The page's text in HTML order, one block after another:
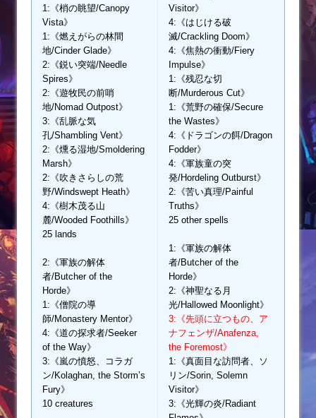
1:《梢の眺望/Canopy
Vista》
1:《燃えがらの林間
地/Cinder Glade》
2:《鋭い突端/Needle
Spires》
2:《遊牧民の前哨
地/Nomad Outpost》
3:《乱脈な気
孔/Shambling Vent》
2:《燻る湿地/Smoldering
Marsh》
2:《吹きさらしの荒
野/Windswept Heath》
4:《樹木茂る山
麓/Wooded Foothills》
25 lands
2:《軍族の解体
者/Butcher of the
Horde》
1:《僧院の導
師/Monastery Mentor》
4:《道の探求者/Seeker
of the Way》
3:《嵐の憤怒、コラガ
ン/Kolaghan, the Storm’s
Fury》
10 creatures
Visitor》
4:《はじける破
滅/Crackling Doom》
4:《焦熱の衝動/Fiery
Impulse》
1:《残忍な切
断/Murderous Cut》
1:《荒野の確保/Secure
the Wastes》
4:《ドラゴンの餌/Dragon
Fodder》
4:《軍族童の突
発/Hordeling Outburst》
2:《苦い真理/Painful
Truths》
25 other spells
1:《軍族の解体
者/Butcher of the
Horde》
2:《神聖なる月
光/Hallowed Moonlight》
3:《先頭に立つもの、ア
ナフェンザ/Anafenza,
the Foremost》
1:《真面目な訪問者、ソ
リン/Sorin, Solemn
Visitor》
3:《光輝の炎/Radiant